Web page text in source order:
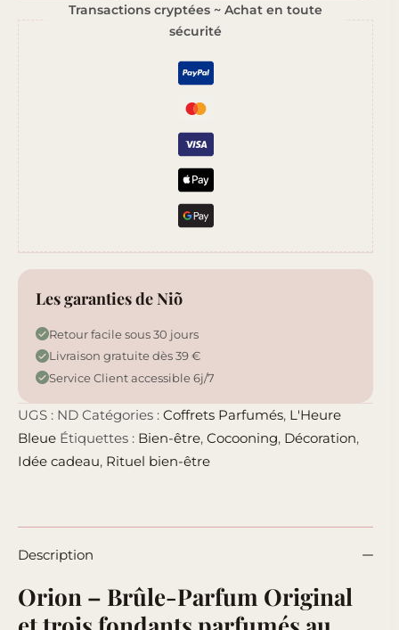
Transactions cryptées ~ Achat en toute
sécurité
Les garanties de Niõ
Retour facile sous 30 jours
Livraison gratuite dès 39 €
Service Client accessible 6j/7
UGS : ND Catégories : Coffrets Parfumés, L'Heure
Bleue Étiquettes : Bien-être, Cocooning, Décoration,
Idée cadeau, Rituel bien-être
Description
Orion – Brûle-Parfum Original